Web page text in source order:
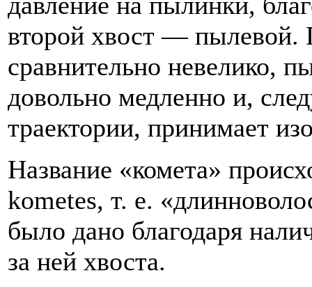
второй хвост — пылевой.
сравнительно невелико,
довольно медленно и,
траектории, принимает
Название «комета»
kometes, т. е.
было дано благодаря
за ней хвоста.